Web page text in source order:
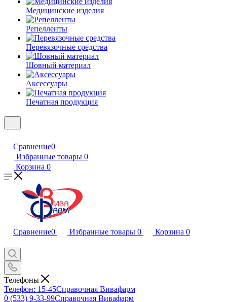
Медицинские изделия
Репелленты
Перевязочные средства
Шовный материал
Аксессуары
Печатная продукция
Сравнение0
Избранные товары 0
Корзина 0
Сравнение0 Избранные товары 0 Корзина 0
Телефоны
Телефон: 15-45Справочная Вивафарм
0 (533) 9-33-99Справочная Вивафарм